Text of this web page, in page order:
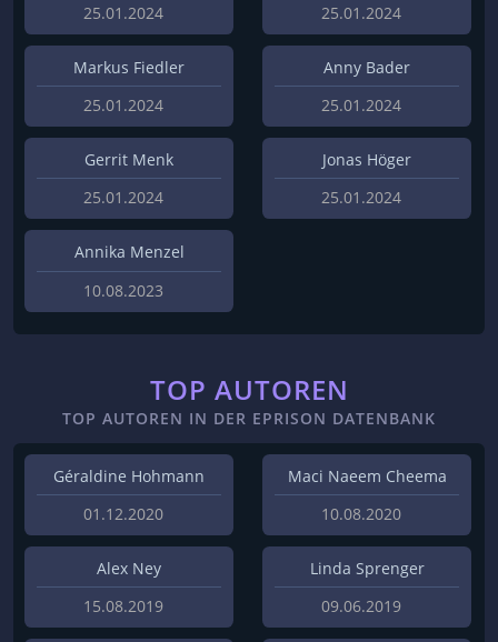
25.01.2024
25.01.2024
Markus Fiedler
25.01.2024
Anny Bader
25.01.2024
Gerrit Menk
25.01.2024
Jonas Höger
25.01.2024
Annika Menzel
10.08.2023
TOP AUTOREN
TOP AUTOREN IN DER EPRISON DATENBANK
Géraldine Hohmann
01.12.2020
Maci Naeem Cheema
10.08.2020
Alex Ney
15.08.2019
Linda Sprenger
09.06.2019